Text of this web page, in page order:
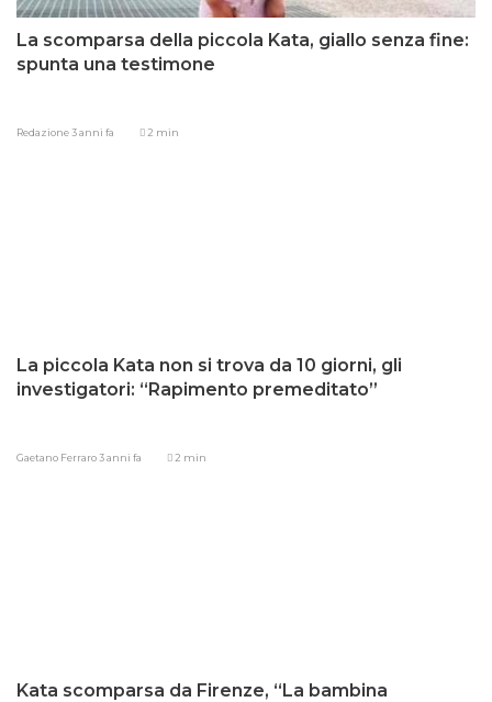
La scomparsa della piccola Kata, giallo senza fine:
spunta una testimone
Redazione3 anni fa 2 min
La piccola Kata non si trova da 10 giorni, gli
investigatori: “Rapimento premeditato”
Gaetano Ferraro3 anni fa 2 min
Kata scomparsa da Firenze, “La bambina